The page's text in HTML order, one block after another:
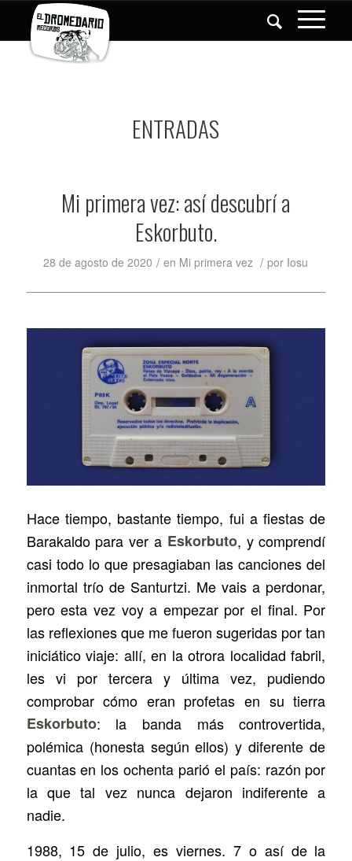
ENTRADAS
Mi primera vez: así descubrí a
Eskorbuto.
28 de agosto de 2020 / en Mi primera vez / por Iosu
Hace tiempo, bastante tiempo, fui a fiestas de
Barakaldo para ver a Eskorbuto, y comprendí
casi todo lo que presagiaban las canciones del
inmortal trío de Santurtzi. Me vais a perdonar,
pero esta vez voy a empezar por el final. Por
las reflexiones que me fueron sugeridas por tan
iniciático viaje: allí, en la otrora localidad fabril,
les vi por tercera y última vez, pudiendo
comprobar cómo eran profetas en su tierra
Eskorbuto: la banda más controvertida,
polémica (honesta según ellos) y diferente de
cuantas en los ochenta parió el país: razón por
la que tal vez nunca dejaron indiferente a
nadie.
1988, 15 de julio, es viernes. 7 o así de la